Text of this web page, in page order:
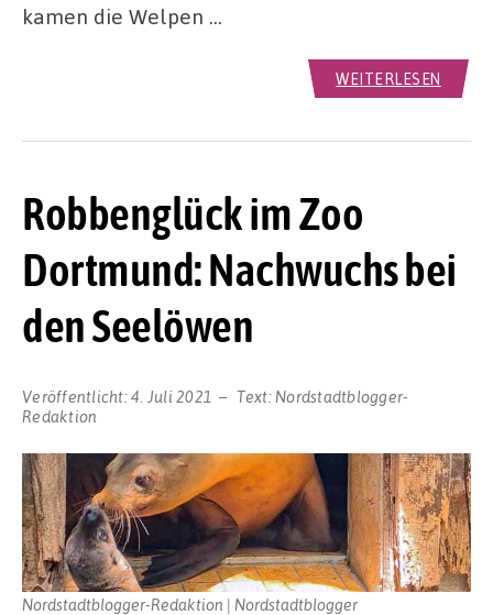
kamen die Welpen …
WEITERLESEN
Robbenglück im Zoo
Dortmund: Nachwuchs bei
den Seelöwen
Veröffentlicht:4. Juli 2021 Text: Nordstadtblogger-
Redaktion
Nordstadtblogger-Redaktion | Nordstadtblogger